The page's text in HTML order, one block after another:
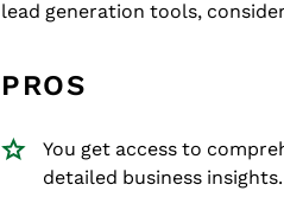
lead generation tools,
PROS
You get access to
detailed business insights.